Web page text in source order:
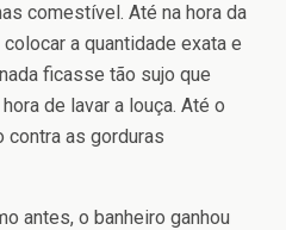
comestível. Até na hora da
a quantidade exata e
ficasse tão sujo que
de lavar a louça. Até o
contra as gorduras
antes, o banheiro ganhou